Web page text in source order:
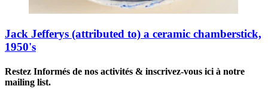
Jack Jefferys (attributed to) a ceramic chamberstick,
1950's
Restez Informés de nos activités & inscrivez-vous ici à notre
mailing list.